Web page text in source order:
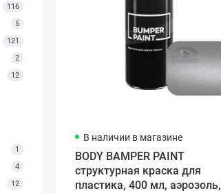
116
5
121
2
12
1
4
12
В наличии в магазине
BODY BAMPER PAINT
структурная краска для
пластика, 400 мл, аэрозоль,